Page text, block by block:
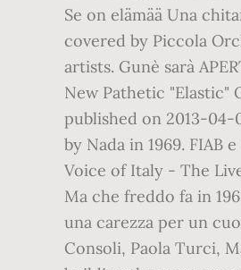
Se on elämää Una
covered by Piccola
artists. Gunè sarà
New Pathetic "Elastic"
published on 2013-04-
by Nada in 1969. FIAB
Voice of Italy - The
Ma che freddo fa in
una carezza per un
Consoli, Paola Turci,